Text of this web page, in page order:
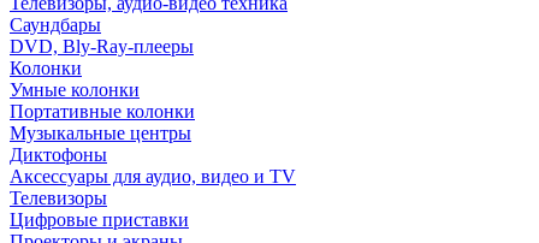
Саундбары
DVD, Bly-Ray-плееры
Колонки
Умные колонки
Портативные колонки
Музыкальные центры
Диктофоны
Аксессуары для аудио, видео и TV
Телевизоры
Цифровые приставки